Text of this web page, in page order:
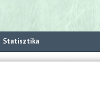
Statisztika